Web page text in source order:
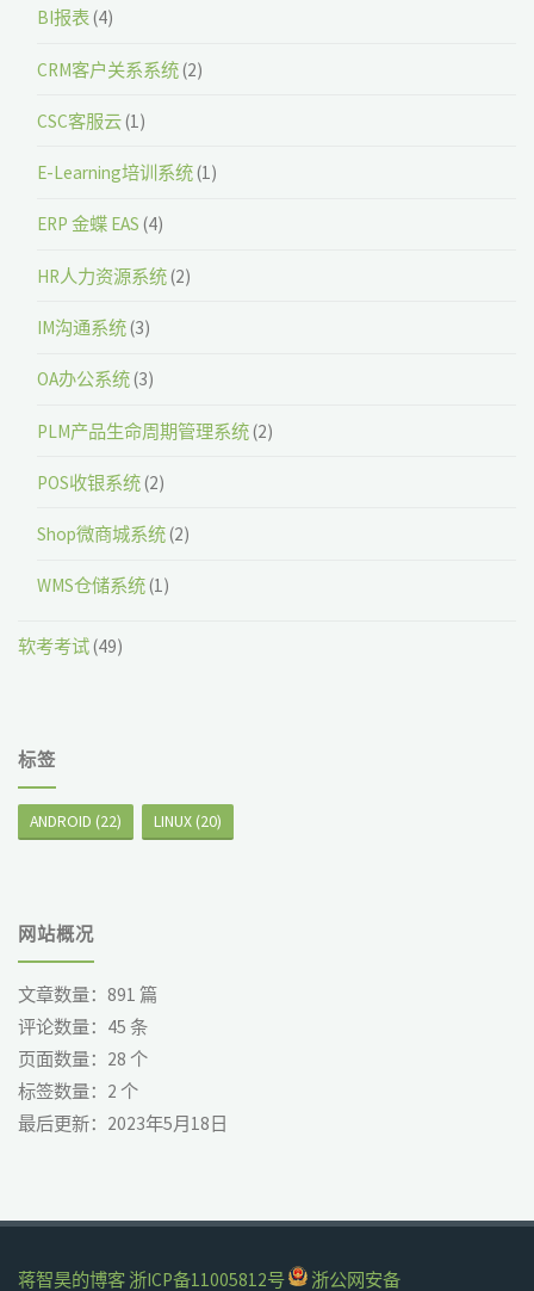
BI报表(4)
CRM客户关系系统(2)
CSC客服云(1)
E-Learning培训系统(1)
ERP 金蝶 EAS (4)
HR人力资源系统(2)
IM沟通系统(3)
OA办公系统(3)
PLM产品生命周期管理系统(2)
POS收银系统(2)
Shop微商城系统(2)
WMS仓储系统(1)
软考考试(49)
标签
ANDROID (22) LINUX (20)
网站概况
文章数量：891 篇
评论数量： 45 条
页面数量： 28 个
标签数量： 2 个
最后更新： 2023年5月18日
蒋智昊的博客 浙ICP备11005812号 浙公网安备